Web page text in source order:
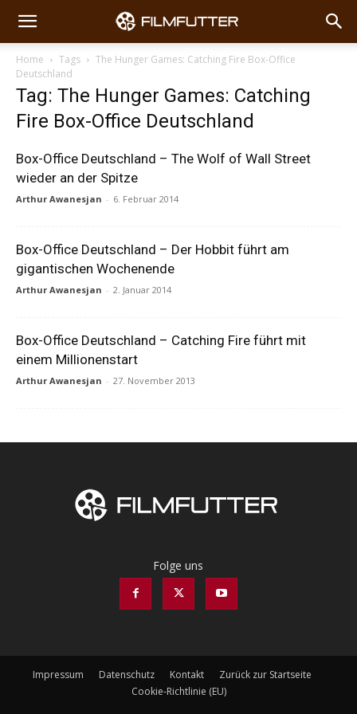
Home Tags
The Hunger Games: Catching Fire Box-Office
Deutschland
Tag: The Hunger Games: Catching
Fire Box-Office Deutschland
Box-Office Deutschland – The Wolf of Wall Street
wieder an der Spitze
Arthur Awanesjan - 6. Februar 2014
Box-Office Deutschland – Der Hobbit führt am
gigantischen Wochenende
Arthur Awanesjan - 2. Januar 2014
Box-Office Deutschland – Catching Fire führt mit
einem Millionenstart
Arthur Awanesjan - 27. November 2013
Folge uns
Impressum Datenschutz Kontakt
Zurück zur Startseite
Cookie-Richtlinie (EU)